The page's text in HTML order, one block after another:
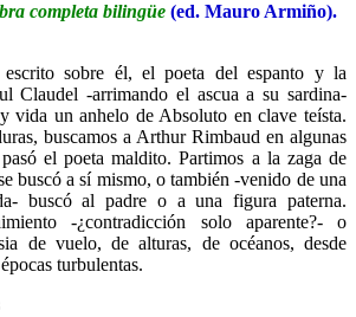
completa bilingüe (ed. Mauro Armiño).
sobre él, el poeta del espanto y la
Claudel -arrimando el ascua a su sardina-
vida un anhelo de Absoluto en clave teísta.
buscamos a Arthur Rimbaud en algunas
el poeta maldito. Partimos a la zaga de
buscó a sí mismo, o también -venido de una
buscó al padre o a una figura paterna.
-¿contradicción solo aparente?- o
de vuelo, de alturas, de océanos, desde
turbulentas.